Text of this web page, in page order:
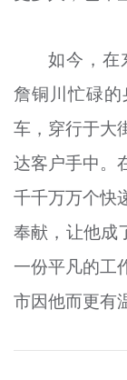
如今，在
詹铜川忙碌
车，穿行于大
达客户手中。
千千万万个快
奉献，让他成
一份平凡的工
市因他而更有